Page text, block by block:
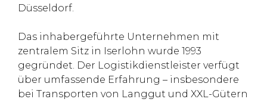
Düsseldorf.
Das inhabergeführte Unternehmen mit
zentralem Sitz in Iserlohn wurde 1993
gegründet. Der Logistikdienstleister verfügt
über umfassende Erfahrung – insbesondere
bei Transporten von Langgut und XXL-Gütern